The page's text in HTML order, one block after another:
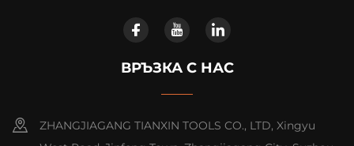
ВРЪЗКА С НАС
ZHANGJIAGANG TIANXIN TOOLS CO., LTD, Xingyu